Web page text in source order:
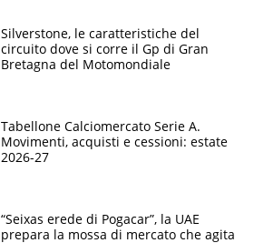
Silverstone, le caratteristiche del
circuito dove si corre il Gp di Gran
Bretagna del Motomondiale
Tabellone Calciomercato Serie A.
Movimenti, acquisti e cessioni: estate
2026-27
“Seixas erede di Pogacar”, la UAE
prepara la mossa di mercato che agita